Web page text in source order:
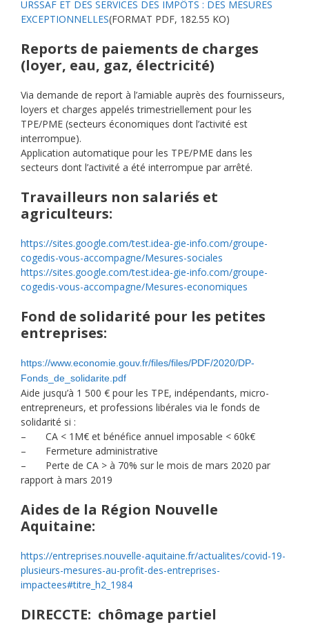
URSSAF ET DES SERVICES DES IMPÔTS : DES MESURES
EXCEPTIONNELLES(FORMAT PDF, 182.55 KO)
Reports de paiements de charges
(loyer, eau, gaz, électricité)
Via demande de report à l’amiable auprès des fournisseurs,
loyers et charges appelés trimestriellement pour les
TPE/PME (secteurs économiques dont l’activité est
interrompue).
Application automatique pour les TPE/PME dans les
secteurs dont l’activité a été interrompue par arrêté.
Travailleurs non salariés et
agriculteurs:
https://sites.google.com/test.idea-gie-info.com/groupe-
cogedis-vous-accompagne/Mesures-sociales
https://sites.google.com/test.idea-gie-info.com/groupe-
cogedis-vous-accompagne/Mesures-economiques
Fond de solidarité pour les petites
entreprises:
https://www.economie.gouv.fr/files/files/PDF/2020/DP-
Fonds_de_solidarite.pdf
Aide jusqu’à 1 500 € pour les TPE, indépendants, micro-
entrepreneurs, et professions libérales via le fonds de
solidarité si :
– CA < 1M€ et bénéfice annuel imposable < 60k€
– Fermeture administrative
– Perte de CA > à 70% sur le mois de mars 2020 par
rapport à mars 2019
Aides de la Région Nouvelle
Aquitaine:
https://entreprises.nouvelle-aquitaine.fr/actualites/covid-19-
plusieurs-mesures-au-profit-des-entreprises-
impactees#titre_h2_1984
DIRECCTE: chômage partiel